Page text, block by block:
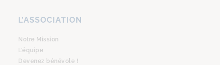
L’ASSOCIATION
Notre Mission
L’équipe
Devenez bénévole !